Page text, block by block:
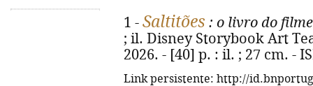
1 - Saltitões : o livro do filme
; il. Disney Storybook Art
2026. - [40] p. : il. ; 27 cm. -
Link persistente: http://